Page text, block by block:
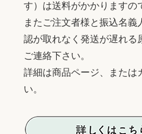
す）は送料がかかりますの
またご注文者様と振込名義
認が取れなく発送が遅れる
ご連絡下さい。
詳細は商品ページ、または
い。